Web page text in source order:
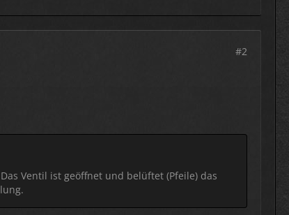
#2
Ventil ist geöffnet und belüftet (Pfeile) das